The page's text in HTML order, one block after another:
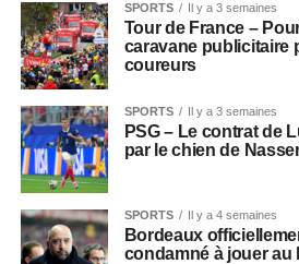
SPORTS Il y a 3 semaines
Tour de France –
caravane publicitaire
coureurs
SPORTS Il y a 3 semaines
PSG – Le contrat de
par le chien de
SPORTS Il y a 4 semaines
Bordeaux
condamné à jouer au